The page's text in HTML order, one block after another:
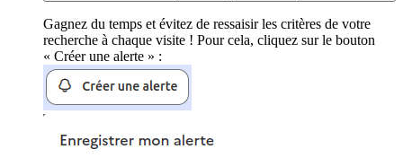
Gagnez du temps et évitez de ressaisir les critères de votre
recherche à chaque visite ! Pour cela, cliquez sur le bouton
« Créer une alerte » :